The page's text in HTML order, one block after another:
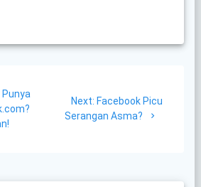
Punya
Next: Next
post:
Facebook Picu
Serangan Asma?